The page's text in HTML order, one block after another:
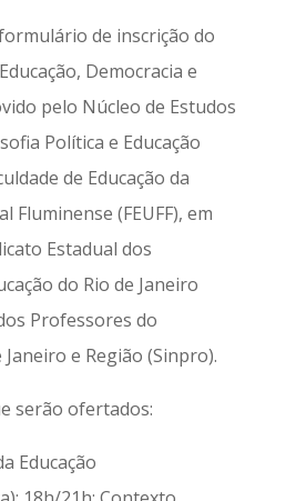
de inscrição do
Democracia e
pelo Núcleo de Estudos
Política e Educação
de Educação da
Fluminense (FEUFF), em
Estadual dos
do Rio de Janeiro
Professores do
e Região (Sinpro).
serão ofertados:
Educação